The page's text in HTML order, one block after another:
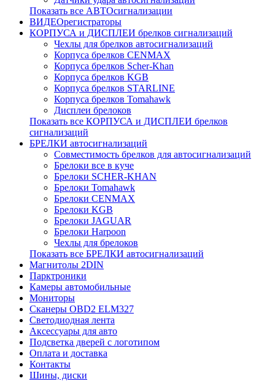
Показать все АВТОсигнализации
ВИДЕОрегистраторы
КОРПУСА и ДИСПЛЕИ брелков сигнализаций
Чехлы для брелков автосигнализаций
Корпуса брелков CENMAX
Корпуса брелков Scher-Khan
Корпуса брелков KGB
Корпуса брелков STARLINE
Корпуса брелков Tomahawk
Дисплеи брелоков
Показать все КОРПУСА и ДИСПЛЕИ брелков
сигнализаций
БРЕЛКИ автосигнализаций
Совместимость брелков для автосигнализаций
Брелоки все в куче
Брелоки SCHER-KHAN
Брелоки Tomahawk
Брелоки CENMAX
Брелоки KGB
Брелоки JAGUAR
Брелоки Harpoon
Чехлы для брелоков
Показать все БРЕЛКИ автосигнализаций
Магнитолы 2DIN
Парктроники
Камеры автомобильные
Мониторы
Сканеры OBD2 ELM327
Светодиодная лента
Аксессуары для авто
Подсветка дверей с логотипом
Оплата и доставка
Контакты
Шины, диски